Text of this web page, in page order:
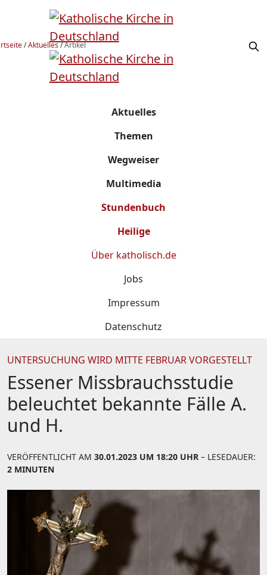
/Aktuelles/Artikel
Aktuelles
Themen
Wegweiser
Multimedia
Stundenbuch
Heilige
Über katholisch.de
Jobs
Impressum
Datenschutz
UNTERSUCHUNG WIRD MITTE FEBRUAR VORGESTELLT
Essener Missbrauchsstudie
beleuchtet bekannte Fälle A.
und H.
VERÖFFENTLICHT AM 30.01.2023 UM 18:20 UHR – LESEDAUER:
2 MINUTEN